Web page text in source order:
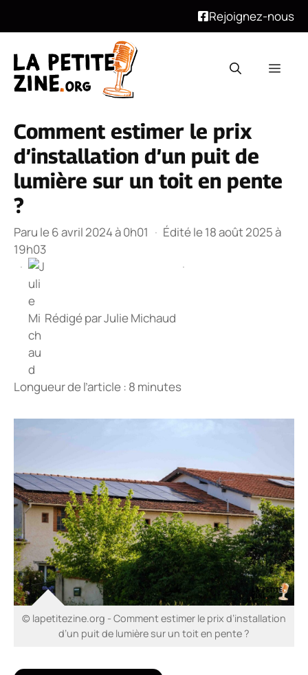
Rejoignez-nous
contenu
Comment estimer le prix
d’installation d’un puit de
lumière sur un toit en pente
?
Paru le 6 avril 2024 à 0h01 · Édité le 18 août 2025 à
19h03
·
Rédigé parJulie Michaud
·
Longueur de l’article : 8 minutes
© lapetitezine.org - Comment estimer le prix d’installation
d’un puit de lumière sur un toit en pente ?